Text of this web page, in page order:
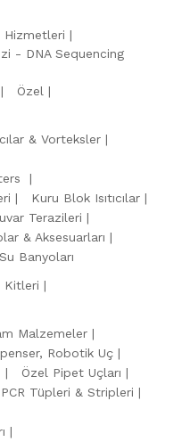
Hizmetleri
- DNA Sequencing
Özel
& Vorteksler
Kuru Blok Isıtıcılar
Terazileri
& Aksesuarları
Su Banyoları
Kitleri
Malzemeler
Robotik Uç
Özel Pipet Uçları
PCR Tüpleri & Stripleri